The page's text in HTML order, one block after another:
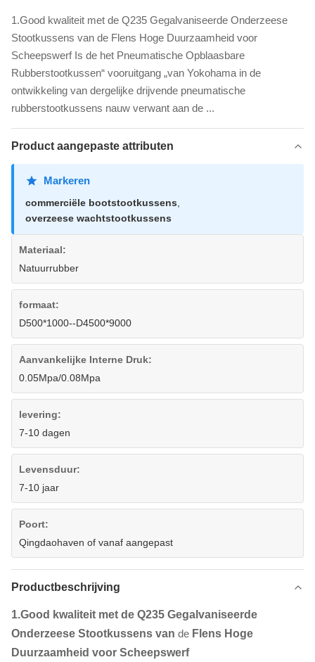
1.Good kwaliteit met de Q235 Gegalvaniseerde Onderzeese
Stootkussens van de Flens Hoge Duurzaamheid voor
Scheepswerf Is de het Pneumatische Opblaasbare
Rubberstootkussen“ vooruitgang „van Yokohama in de
ontwikkeling van dergelijke drijvende pneumatische
rubberstootkussens nauw verwant aan de ...
Product aangepaste attributen
Markeren
commerciële bootstootkussens
overzeese wachtstootkussens
Materiaal:
Natuurrubber
formaat:
D500*1000--D4500*9000
Aanvankelijke Interne Druk:
0.05Mpa/0.08Mpa
levering:
7-10 dagen
Levensduur:
7-10 jaar
Poort:
Qingdaohaven of vanaf aangepast
Productbeschrijving
1.Good kwaliteit met de Q235 Gegalvaniseerde
Onderzeese Stootkussens van de Flens Hoge
Duurzaamheid voor Scheepswerf